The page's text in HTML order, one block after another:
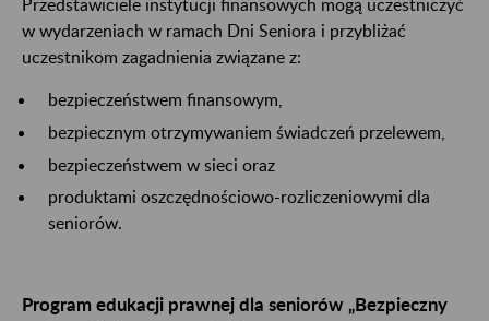
w wydarzeniach w ramach Dni Seniora i przybliżać
uczestnikom zagadnienia związane z:
bezpieczeństwem finansowym,
bezpiecznym otrzymywaniem świadczeń przelewem,
bezpieczeństwem w sieci oraz
produktami oszczędnościowo-rozliczeniowymi dla
seniorów.
Program edukacji prawnej dla seniorów „Bezpieczny